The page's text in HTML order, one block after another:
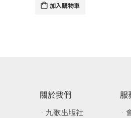
加入購物車
關於我們
九歌出版社
服